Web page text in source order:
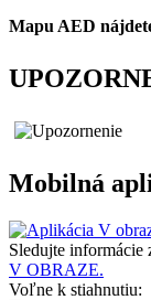
Mapu AED
Mobilná
Sledujte informácie
V OBRAZE.
Voľne k stiahnutiu: